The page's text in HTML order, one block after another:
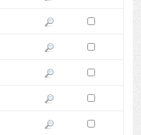
Pokaż podgląd wersji z dnia
Zaznacz wersję do
Pokaż podgląd wersji z dnia
Zaznacz wersję do
Pokaż podgląd wersji z dnia
Zaznacz wersję do
Pokaż podgląd wersji z dnia
Zaznacz wersję do
Pokaż podgląd wersji z dnia
Zaznacz wersję do